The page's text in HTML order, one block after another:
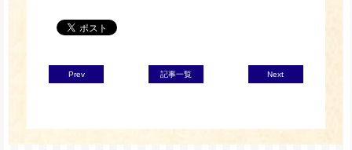
Prev 記事一覧 Next